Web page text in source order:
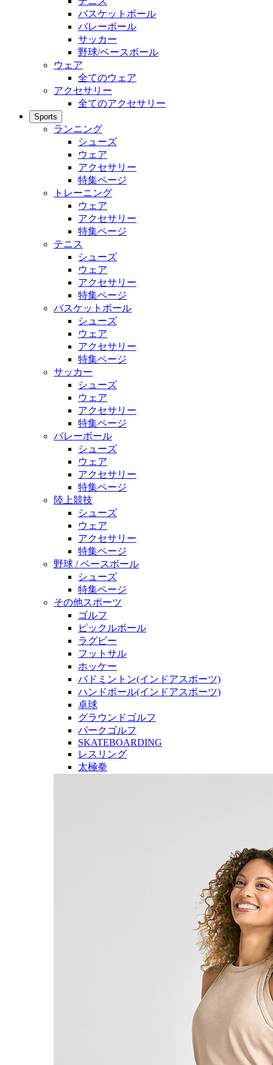
バスケットボール
バレーボール
サッカー
野球/ベースボール
ウェア
全てのウェア
アクセサリー
全てのアクセサリー
Sports
ランニング
シューズ
ウェア
アクセサリー
特集ページ
トレーニング
ウェア
アクセサリー
特集ページ
テニス
シューズ
ウェア
アクセサリー
特集ページ
バスケットボール
シューズ
ウェア
アクセサリー
特集ページ
サッカー
シューズ
ウェア
アクセサリー
特集ページ
バレーボール
シューズ
ウェア
アクセサリー
特集ページ
陸上競技
シューズ
ウェア
アクセサリー
特集ページ
野球 / ベースボール
シューズ
特集ページ
その他スポーツ
ゴルフ
ピックルボール
ラグビー
フットサル
ホッケー
バドミントン(インドアスポーツ)
ハンドボール(インドアスポーツ)
卓球
グラウンドゴルフ
パークゴルフ
SKATEBOARDING
レスリング
太極拳